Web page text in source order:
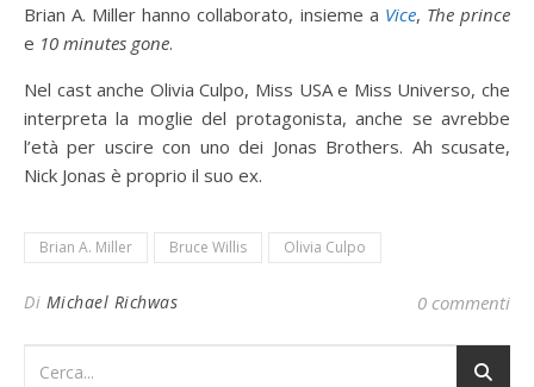
Brian A. Miller hanno collaborato, insieme a Vice, The prince
e 10 minutes gone.
Nel cast anche Olivia Culpo, Miss USA e Miss Universo, che
interpreta la moglie del protagonista, anche se avrebbe
l’età per uscire con uno dei Jonas Brothers. Ah scusate,
Nick Jonas è proprio il suo ex.
Brian A. Miller Bruce Willis Olivia Culpo
Di Michael Richwas 0 commenti